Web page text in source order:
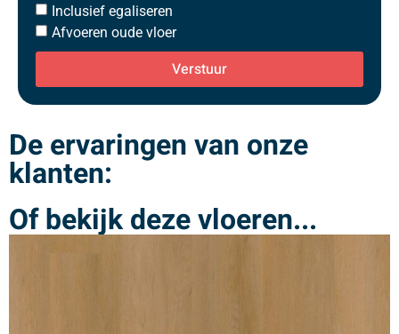
Inclusief egaliseren
Afvoeren oude vloer
Verstuur
De ervaringen van onze
klanten:
Of bekijk deze vloeren...